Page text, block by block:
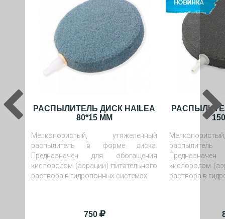
РАСПЫЛИТЕЛЬ ДИСК HAILEA
80*15 ММ
Мелкопористый, утяжеленный
распылитель в форме диска.
Предназначен для обогащения
кислородом (аэрации) питательного
раствора в гидропонных системах.
750
кислородом
раствора в